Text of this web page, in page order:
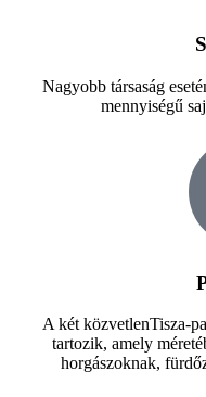
Nagyobb társaság
mennyiségű
A két közvetlenTisza-
tartozik, amely
horgászoknak,